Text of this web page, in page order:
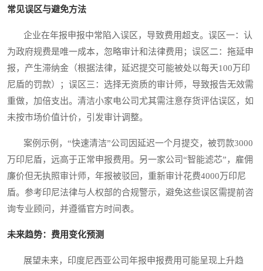
常见误区与避免方法
企业在年报申报中常陷入误区，导致费用超支。误区一：认
为政府规费是唯一成本，忽略审计和法律费用；误区二：拖延申
报，产生滞纳金（根据法律，延迟提交可能被处以每天100万印
尼盾的罚款）；误区三：选择无资质的审计师，导致报告无效需
重做，加倍支出。清洁小家电公司尤其需注意存货评估误区，如
未按市场价值计价，引发审计调整。
案例示例，“快速清洁”公司因延迟一个月提交，被罚款3000
万印尼盾，远高于正常申报费用。另一家公司“智能滤芯”，雇佣
廉价但无执照审计师，年报被驳回，重新审计花费4000万印尼
盾。参考印尼法律与人权部的合规警示，避免这些误区需提前咨
询专业顾问，并遵循官方时间表。
未来趋势：费用变化预测
展望未来，印度尼西亚公司年报申报费用可能呈现上升趋